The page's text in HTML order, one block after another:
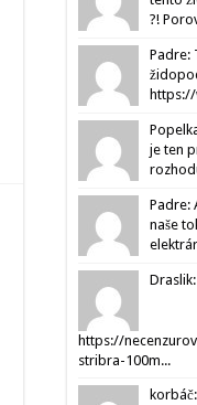
?!
Padre:
je ten
Padre:
naše
https://
stribra-100m...